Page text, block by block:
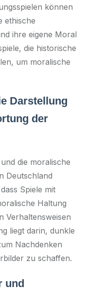
können
ethische
ihre eigene Moral
die historische
um moralische
Darstellung
der
die moralische
Deutschland
Spiele mit
Haltung
Verhaltensweisen
liegt darin, dunkle
Nachdenken
zu schaffen.
und